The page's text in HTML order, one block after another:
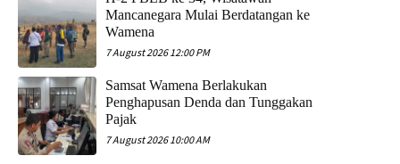
Mancanegara Mulai Berdatangan ke
Wamena
7 August 2026 12:00 PM
Samsat Wamena Berlakukan
Penghapusan Denda dan Tunggakan
Pajak
7 August 2026 10:00 AM